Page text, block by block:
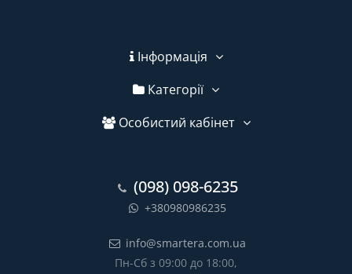
Інформація
Категорії
Особистий кабінет
(098) 098-6235
+380980986235
info@smartera.com.ua
Пн-Сб з 09:00 до 18:00,